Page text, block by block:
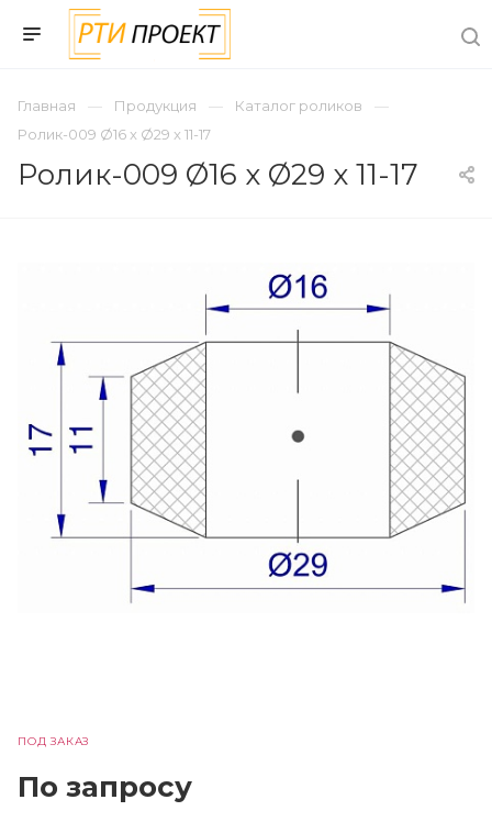
Главная Продукция
Каталог роликов
Ролик-009 Ø16 x Ø29 x 11-17
Ролик-009 Ø16 x Ø29 x 11-17
ПОД ЗАКАЗ
По запросу